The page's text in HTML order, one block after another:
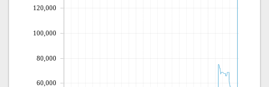
60,000
80,000
100,000
120,000